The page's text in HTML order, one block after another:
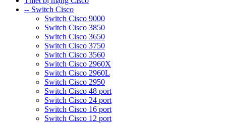
-- Switch Cisco
Switch Cisco 9000
Switch Cisco 3850
Switch Cisco 3650
Switch Cisco 3750
Switch Cisco 3560
Switch Cisco 2960X
Switch Cisco 2960L
Switch Cisco 2950
Switch Cisco 48 port
Switch Cisco 24 port
Switch Cisco 16 port
Switch Cisco 12 port